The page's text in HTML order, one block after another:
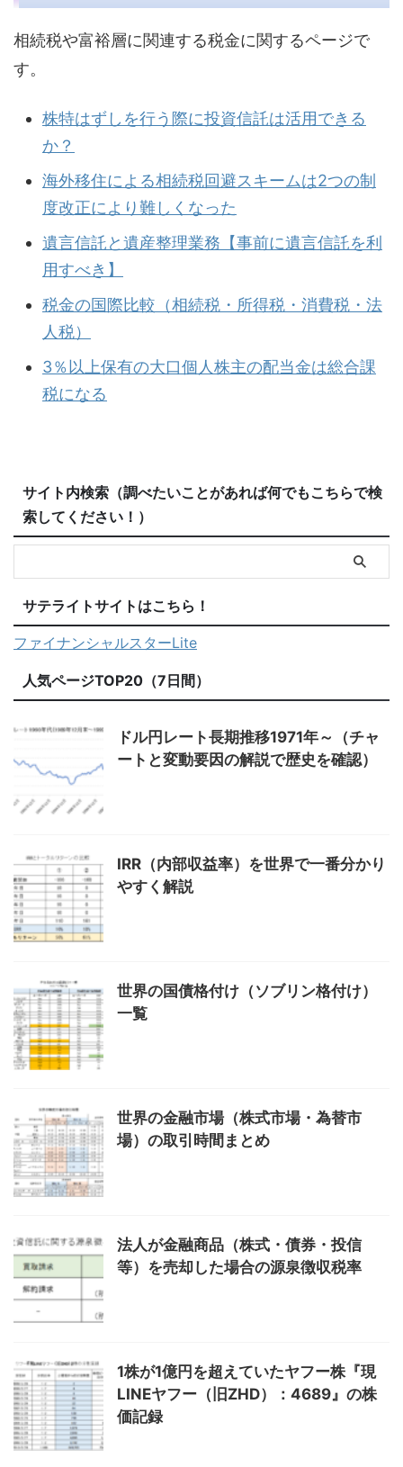
相続税や富裕層に関連する税金に関するページで
す。
株特はずしを行う際に投資信託は活用できる
か？
海外移住による相続税回避スキームは2つの制
度改正により難しくなった
遺言信託と遺産整理業務【事前に遺言信託を利
用すべき】
税金の国際比較（相続税・所得税・消費税・法
人税）
3％以上保有の大口個人株主の配当金は総合課
税になる
サイト内検索（調べたいことがあれば何でもこちらで検
索してください！）
サテライトサイトはこちら！
ファイナンシャルスターLite
人気ページTOP20（7日間）
ドル円レート長期推移1971年～（チャ
ートと変動要因の解説で歴史を確認）
IRR（内部収益率）を世界で一番分かり
やすく解説
世界の国債格付け（ソブリン格付け）
一覧
世界の金融市場（株式市場・為替市
場）の取引時間まとめ
法人が金融商品（株式・債券・投信
等）を売却した場合の源泉徴収税率
1株が1億円を超えていたヤフー株『現
LINEヤフー（旧ZHD）：4689』の株
価記録